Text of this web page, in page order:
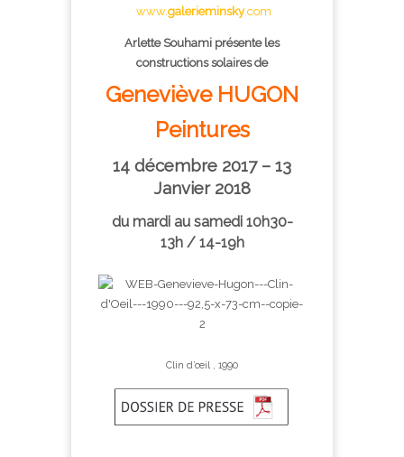
www.galerieminsky.com
Arlette Souhami présente les
constructions solaires de
Geneviève HUGON
Peintures
14 décembre 2017 – 13
Janvier 2018
du mardi au samedi 10h30-
13h / 14-19h
Clin d’œil , 1990